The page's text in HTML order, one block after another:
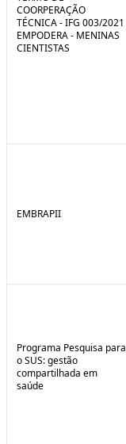
COORPERAÇÃO
TÉCNICA - IFG 003/2021
EMPODERA - MENINAS
CIENTISTAS
EMBRAPII
Programa Pesquisa para
o SUS: gestão
compartilhada em
saúde